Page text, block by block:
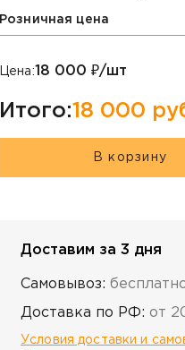
Розничная цена
Цена:18 000 ₽/шт
Итого:18 000
В корзину
Доставим за 3 дня
Самовывоз:
Доставка по РФ: от
Условия доставки и